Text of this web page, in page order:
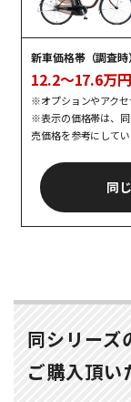
新車価格帯（調査時
12.2～17.6万円
※オプションやアクセ
※表示の価格帯は、
売価格を参考にしてい
同
同シリーズ
ご購入頂い